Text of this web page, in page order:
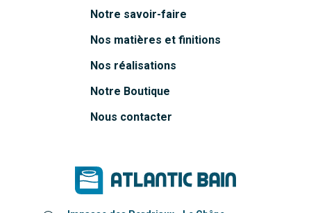
Notre savoir-faire
Nos matières et finitions
Nos réalisations
Notre Boutique
Nous contacter